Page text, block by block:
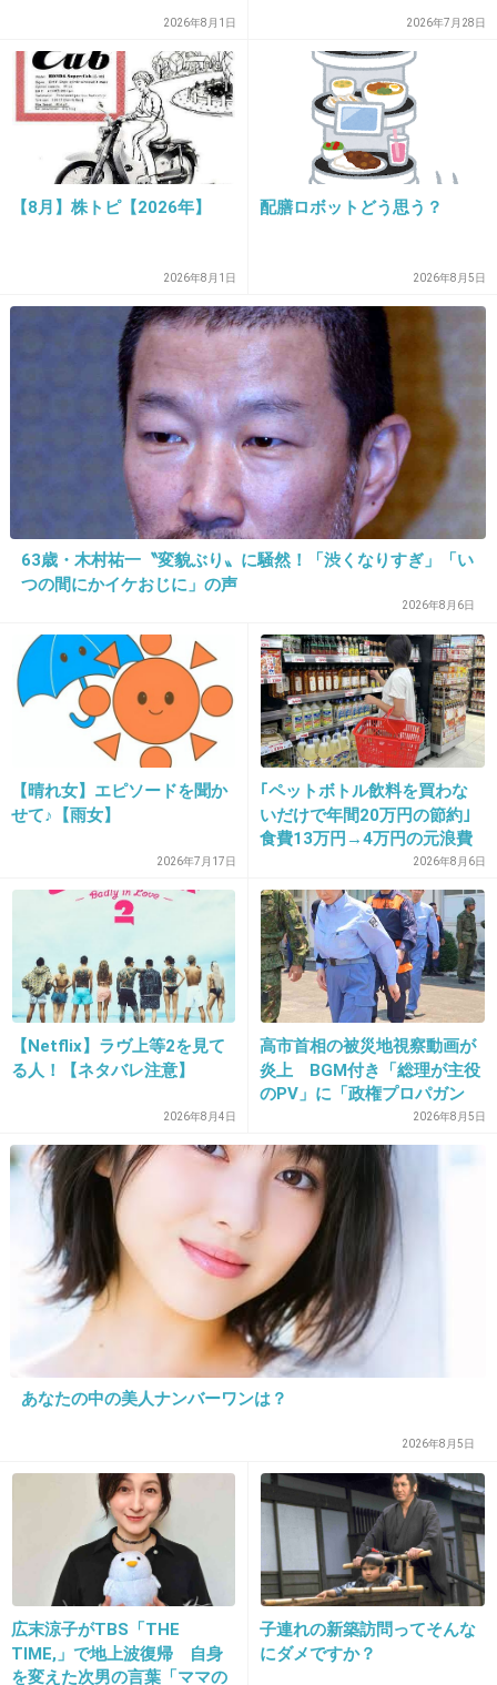
ヘアケアに手間かけてます
メイクやファッションがいくら良くても髪パッサパサだと
台無し
+2
2024/06/29(土) 10:26:12
メイク2
服3
ネイル0
肌が弱いからスキンケアは無添加系使わざるを得ない･･･
+0 -0
29. 匿名 2024/06/29(土) 10:28:33
例えばネイルサロンに毎月行くけど、やってもらうだけだ
からお金はかかってるけど手間はかかってないと思って
これだと0？でも主の主旨とはズレるよね？
1件の返信
+3
2024/06/29(土) 10:28:35
ヘアケア8、スキンケア7、メイク5、服5、ネイル3、アク
セサリー0
最近はこんな感じ
スキンケア=ヘアケア>メイク>服>>>>アクセ>ネイル
2024/06/29(土) 10:38:32
ヘアケア…8
スキンケア…5
メイク…3
服…5
ネイル…1
2026年8月1日 2026年7月28日
【8月】株トピ【2026年】
2026年8月1日
配膳ロボットどう思う？
2026年8月5日
63歳・木村祐一〝変貌ぶり〟に騒然！「渋くなりすぎ」「い
つの間にかイケおじに」の声
2026年8月6日
【晴れ女】エピソードを聞か
せて♪【雨女】
2026年7月17日
｢ペットボトル飲料を買わな
いだけで年間20万円の節約｣
食費13万円→4万円の元浪費
主婦が買うのをやめた食品5
つ
2026年8月6日
【Netflix】ラヴ上等2を見て
る人！【ネタバレ注意】
2026年8月4日
高市首相の被災地視察動画が
炎上 BGM付き「総理が主役
のPV」に「政権プロパガン
2026年8月5日
あなたの中の美人ナンバーワンは？
2026年8月5日
広末涼子がTBS「THE
TIME,」で地上波復帰 自身
を変えた次男の言葉「ママの
子連れの新築訪問ってそんな
にダメですか？